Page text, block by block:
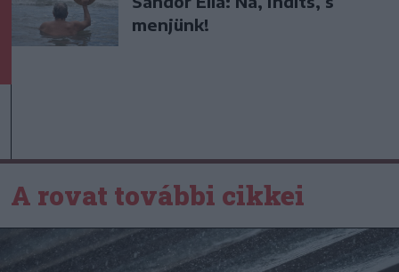
menjünk!
A rovat további cikkei